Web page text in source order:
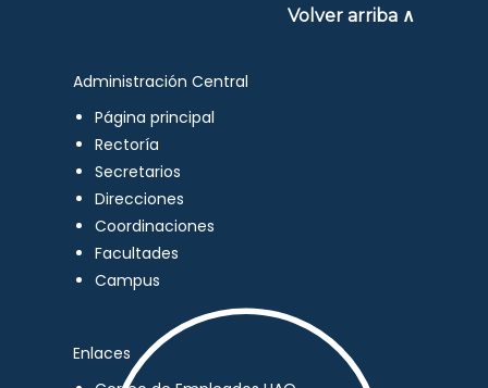
Volver arriba ∧
Administración Central
Página principal
Rectoría
Secretarios
Direcciones
Coordinaciones
Facultades
Campus
Enlaces